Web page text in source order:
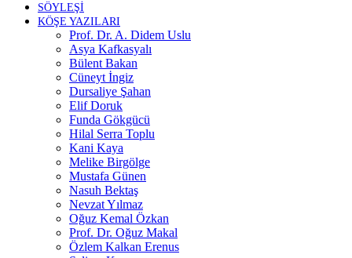
SÖYLEŞİ
KÖŞE YAZILARI
Prof. Dr. A. Didem Uslu
Asya Kafkasyalı
Bülent Bakan
Cüneyt İngiz
Dursaliye Şahan
Elif Doruk
Funda Gökgücü
Hilal Serra Toplu
Kani Kaya
Melike Birgölge
Mustafa Günen
Nasuh Bektaş
Nevzat Yılmaz
Oğuz Kemal Özkan
Prof. Dr. Oğuz Makal
Özlem Kalkan Erenus